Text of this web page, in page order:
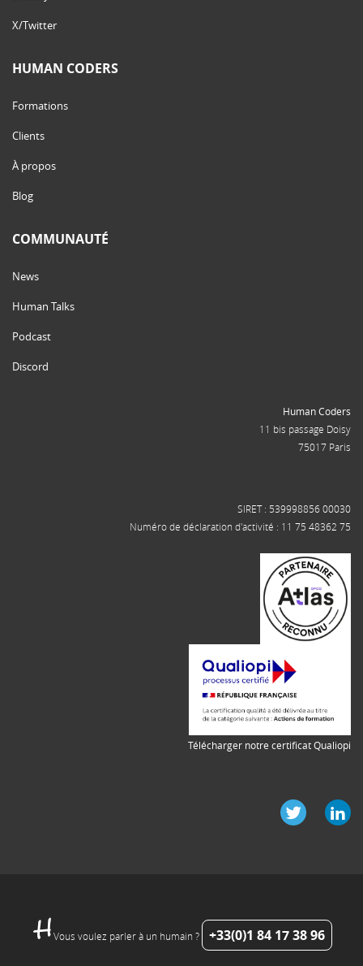
X/Twitter
HUMAN CODERS
Formations
Clients
À propos
Blog
COMMUNAUTÉ
News
Human Talks
Podcast
Discord
Human Coders
11 bis passage Doisy
75017 Paris
SIRET : 539998856 00030
Numéro de déclaration d'activité : 11 75 48362 75
Télécharger notre certificat Qualiopi
Vous voulez parler à un humain ? +33(0)1 84 17 38 96